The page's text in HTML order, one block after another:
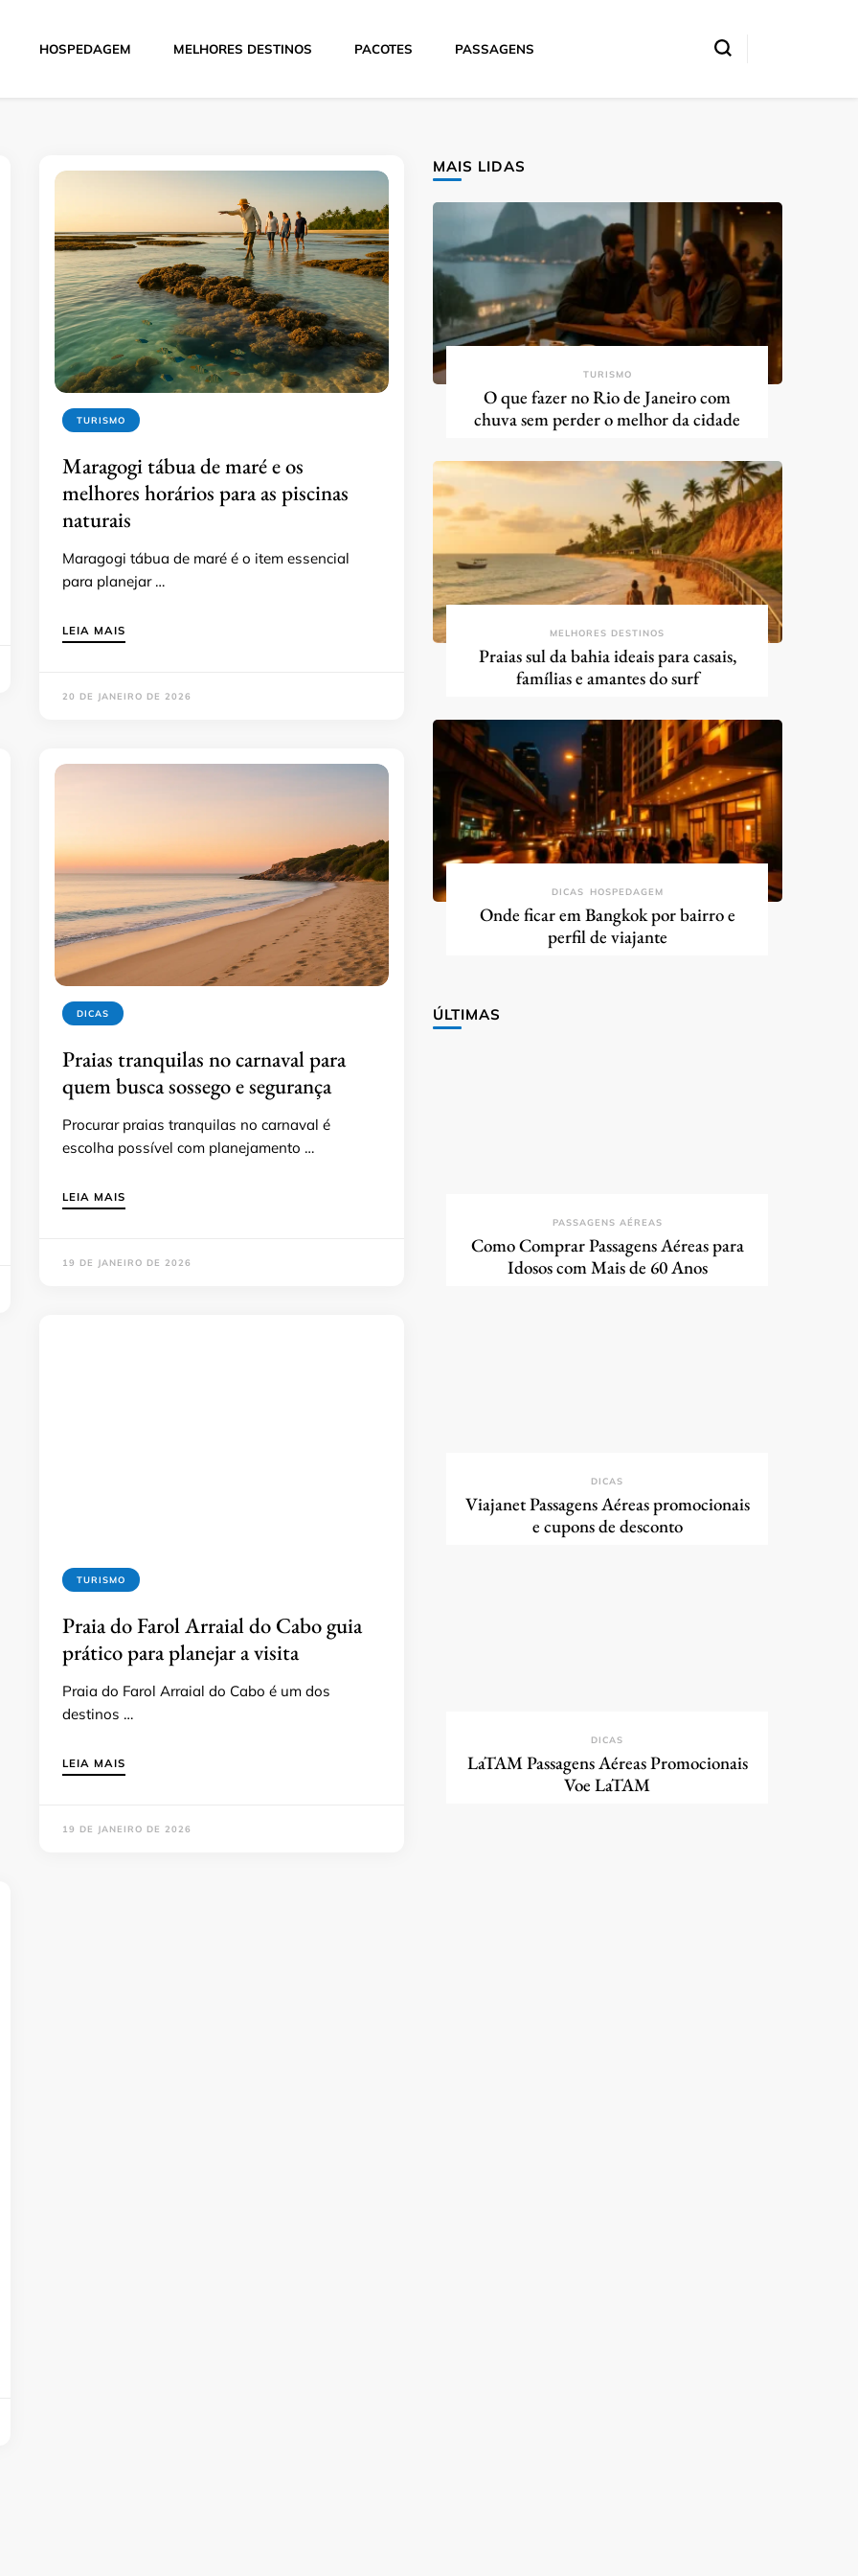
HOSPEDAGEM MELHORES DESTINOS PACOTES PASSAGENS
TURISMO
Maragogi tábua de maré e os
melhores horários para as piscinas
naturais
Maragogi tábua de maré é o item essencial
para planejar …
LEIA MAIS
20 DE JANEIRO DE 2026
DICAS
Praias tranquilas no carnaval para
quem busca sossego e segurança
Procurar praias tranquilas no carnaval é
escolha possível com planejamento …
LEIA MAIS
19 DE JANEIRO DE 2026
TURISMO
Praia do Farol Arraial do Cabo guia
prático para planejar a visita
Praia do Farol Arraial do Cabo é um dos
destinos …
LEIA MAIS
19 DE JANEIRO DE 2026
MAIS LIDAS
TURISMO
O que fazer no Rio de Janeiro com
chuva sem perder o melhor da cidade
MELHORES DESTINOS
Praias sul da bahia ideais para casais,
famílias e amantes do surf
DICAS HOSPEDAGEM
Onde ficar em Bangkok por bairro e
perfil de viajante
ÚLTIMAS
PASSAGENS AÉREAS
Como Comprar Passagens Aéreas para
Idosos com Mais de 60 Anos
DICAS
Viajanet Passagens Aéreas promocionais
e cupons de desconto
DICAS
LaTAM Passagens Aéreas Promocionais
Voe LaTAM